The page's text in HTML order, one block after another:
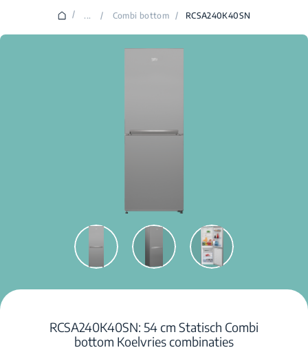
/ ... / Combi bottom / RCSA240K40SN
RCSA240K40SN: 54 cm Statisch Combi
bottom Koelvries combinaties